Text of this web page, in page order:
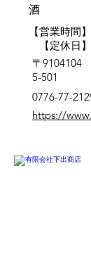
酒
【営業時間
【定休日
〒9104104
5-501
0776-77-
https://